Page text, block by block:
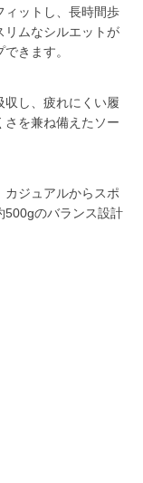
ィットし、長時間歩
リムなシルエットが
きます。
し、疲れにくい履
さを兼ね備えたソー
ジュアルからスポ
500gのバランス設計